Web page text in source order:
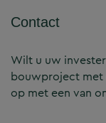
Contact
Wilt u uw
bouwproject met
op met een van